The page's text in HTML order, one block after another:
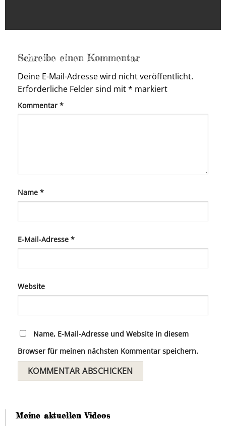
Schreibe einen Kommentar
Deine E-Mail-Adresse wird nicht veröffentlicht.
Erforderliche Felder sind mit* markiert
Kommentar *
Name *
E-Mail-Adresse *
Website
Name, E-Mail-Adresse und Website in diesem
Browser für meinen nächsten Kommentar speichern.
Meine aktuellen Videos